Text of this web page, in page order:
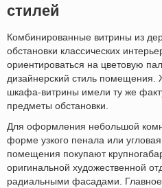
стилей
Комбинированные витрины из
обстановки классических
ориентироваться на цветовую
дизайнерский стиль
шкафа-витрины имели ту же
предметы обстановки.
Для оформления небольшой
форме узкого пенала или
помещения покупают
оригинальной художественной
радиальными фасадами.